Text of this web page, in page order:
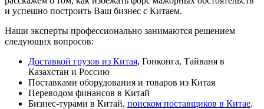
и успешно построить Ваш бизнес с Китаем.
Наши эксперты профессионально занимаются решением
следующих вопросов:
Доставкой грузов из Китая, Гонконга, Тайваня в
Казахстан и Россию
Поставками оборудования и товаров из Китая
Переводом финансов в Китай
Бизнес-турами в Китай, поиском поставщиков в Китае.